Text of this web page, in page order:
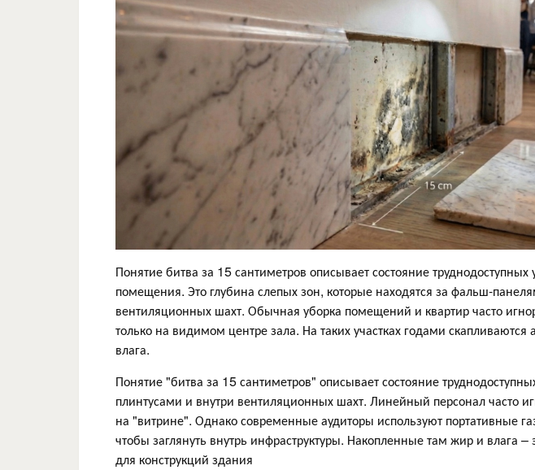
Понятие битва за 15 сантиметров описывает состояние труднодоступных
помещения. Это глубина слепых зон, которые находятся за фальш-
вентиляционных шахт. Обычная уборка помещений и квартир часто
только на видимом центре зала. На таких участках годами
влага.
Понятие "битва за 15 сантиметров" описывает состояние
плинтусами и внутри вентиляционных шахт. Линейный персонал часто
на "витрине". Однако современные аудиторы используют портативные
чтобы заглянуть внутрь инфраструктуры. Накопленные там жир и влага
для конструкций здания